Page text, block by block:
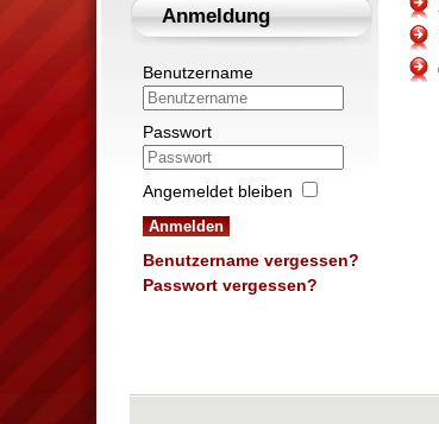
Anmeldung
Benutzername
Passwort
Angemeldet bleiben
Anmelden
Benutzername vergessen?
Passwort vergessen?